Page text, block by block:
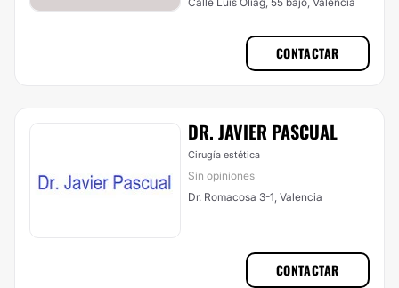
CONTACTAR
DR. JAVIER PASCUAL
Cirugía estética
Sin opiniones
Dr. Romacosa 3-1, Valencia
CONTACTAR